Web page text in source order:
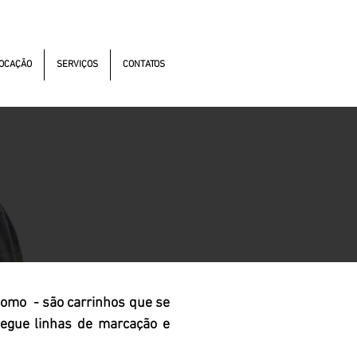
SERVIÇOS CONTATOS
- são carrinhos que se
linhas de marcação e